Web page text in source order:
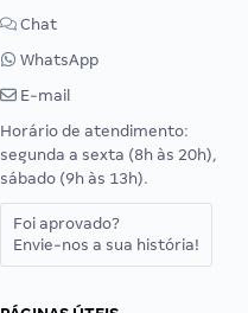
Chat
WhatsApp
E-mail
Horário de atendimento:
segunda a sexta (8h às 20h),
sábado (9h às 13h).
Foi aprovado?
Envie-nos a sua história!